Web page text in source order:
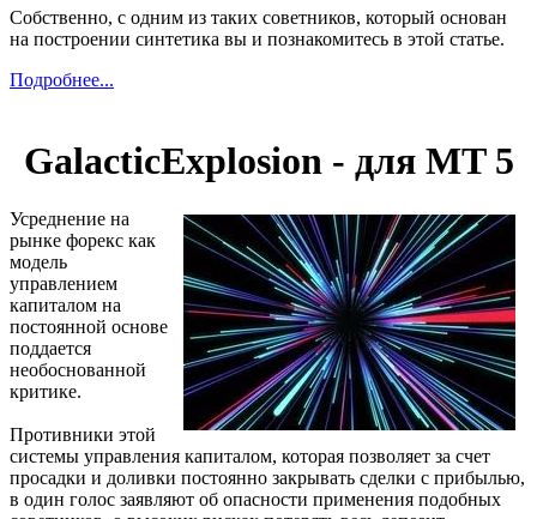
Собственно, с одним из таких советников, который основан
на построении синтетика вы и познакомитесь в этой статье.
Подробнее...
GalacticExplosion - для MT 5
Усреднение на
рынке форекс как
модель
управлением
капиталом на
постоянной основе
поддается
необоснованной
критике.
Противники этой
системы управления капиталом, которая позволяет за счет
просадки и доливки постоянно закрывать сделки с прибылью,
в один голос заявляют об опасности применения подобных